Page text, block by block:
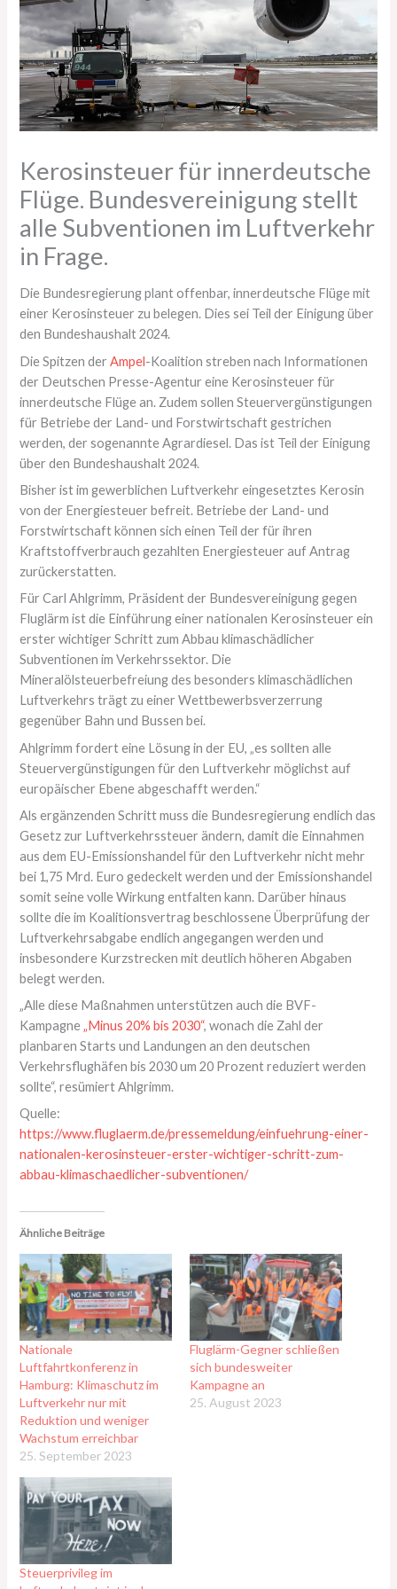
Kerosinsteuer für innerdeutsche
Flüge. Bundesvereinigung stellt
alle Subventionen im Luftverkehr
in Frage.
Die Bundesregierung plant offenbar, innerdeutsche Flüge mit
einer Kerosinsteuer zu belegen. Dies sei Teil der Einigung über
den Bundeshaushalt 2024.
Die Spitzen derAmpel-Koalition streben nach Informationen
der Deutschen Presse-Agentur eine Kerosinsteuer für
innerdeutsche Flüge an. Zudem sollen Steuervergünstigungen
für Betriebe der Land- und Forstwirtschaft gestrichen
werden, der sogenannte Agrardiesel. Das ist Teil der Einigung
über den Bundeshaushalt 2024.
Bisher ist im gewerblichen Luftverkehr eingesetztes Kerosin
von der Energiesteuer befreit. Betriebe der Land- und
Forstwirtschaft können sich einen Teil der für ihren
Kraftstoffverbrauch gezahlten Energiesteuer auf Antrag
zurückerstatten.
Für Carl Ahlgrimm, Präsident der Bundesvereinigung gegen
Fluglärm ist die Einführung einer nationalen Kerosinsteuer ein
erster wichtiger Schritt zum Abbau klimaschädlicher
Subventionen im Verkehrssektor. Die
Mineralölsteuerbefreiung des besonders klimaschädlichen
Luftverkehrs trägt zu einer Wettbewerbsverzerrung
gegenüber Bahn und Bussen bei.
Ahlgrimm fordert eine Lösung in der EU, „es sollten alle
Steuervergünstigungen für den Luftverkehr möglichst auf
europäischer Ebene abgeschafft werden.“
Als ergänzenden Schritt muss die Bundesregierung endlich das
Gesetz zur Luftverkehrssteuer ändern, damit die Einnahmen
aus dem EU-Emissionshandel für den Luftverkehr nicht mehr
bei 1,75 Mrd. Euro gedeckelt werden und der Emissionshandel
somit seine volle Wirkung entfalten kann. Darüber hinaus
sollte die im Koalitionsvertrag beschlossene Überprüfung der
Luftverkehrsabgabe endlich angegangen werden und
insbesondere Kurzstrecken mit deutlich höheren Abgaben
belegt werden.
„Alle diese Maßnahmen unterstützen auch die BVF-
Kampagne„Minus 20% bis 2030“, wonach die Zahl der
planbaren Starts und Landungen an den deutschen
Verkehrsflughäfen bis 2030 um 20 Prozent reduziert werden
sollte“, resümiert Ahlgrimm.
Quelle:
https://www.fluglaerm.de/pressemeldung/einfuehrung-einer-
nationalen-kerosinsteuer-erster-wichtiger-schritt-zum-
abbau-klimaschaedlicher-subventionen/
Ähnliche Beiträge
Nationale
Luftfahrtkonferenz in
Hamburg: Klimaschutz im
Luftverkehr nur mit
Reduktion und weniger
Wachstum erreichbar
25. September 2023
Fluglärm-Gegner schließen
sich bundesweiter
Kampagne an
25. August 2023
Steuerprivileg im